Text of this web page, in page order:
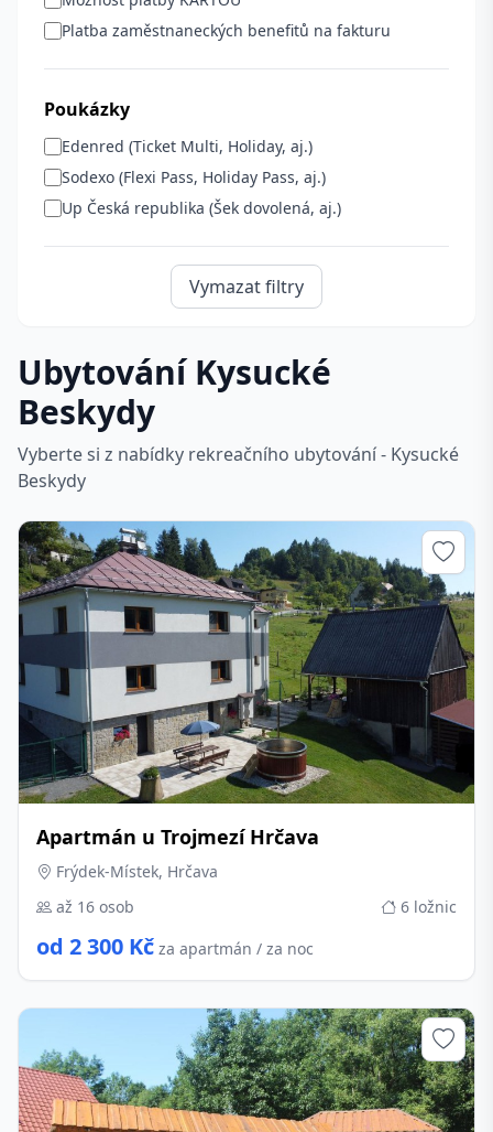
Platba zaměstnaneckých benefitů na fakturu
Poukázky
Edenred (Ticket Multi, Holiday, aj.)
Sodexo (Flexi Pass, Holiday Pass, aj.)
Up Česká republika (Šek dovolená, aj.)
Vymazat filtry
Ubytování Kysucké
Beskydy
Vyberte si z nabídky rekreačního ubytování - Kysucké
Beskydy
Apartmán u Trojmezí Hrčava
Frýdek-Místek, Hrčava
až 16 osob
6 ložnic
od 2 300 Kč za apartmán / za noc